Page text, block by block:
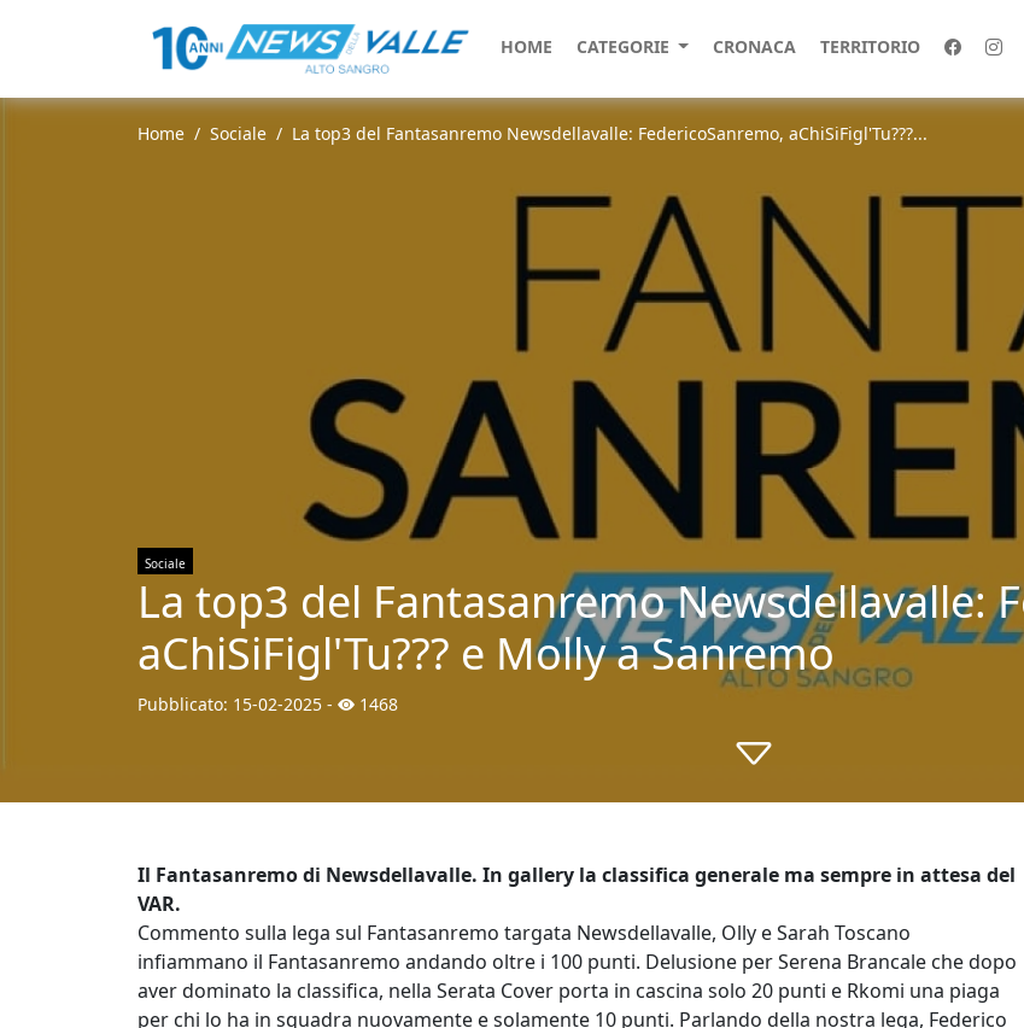
HOME CATEGORIE CRONACA TERRITORIO
Home Sociale La top3 del Fantasanremo Newsdellavalle: FedericoSanremo, aChiSiFigl'Tu???...
Sociale
La top3 del Fantasanremo Newsdellavalle:
aChiSiFigl'Tu??? e Molly a Sanremo
Pubblicato: 15-02-2025 - 1468
Il Fantasanremo di Newsdellavalle. In gallery la classifica generale ma sempre in attesa del
VAR.
Commento sulla lega sul Fantasanremo targata Newsdellavalle, Olly e Sarah Toscano
infiammano il Fantasanremo andando oltre i 100 punti. Delusione per Serena Brancale che dopo
aver dominato la classifica, nella Serata Cover porta in cascina solo 20 punti e Rkomi una piaga
per chi lo ha in squadra nuovamente e solamente 10 punti. Parlando della nostra lega, Federico